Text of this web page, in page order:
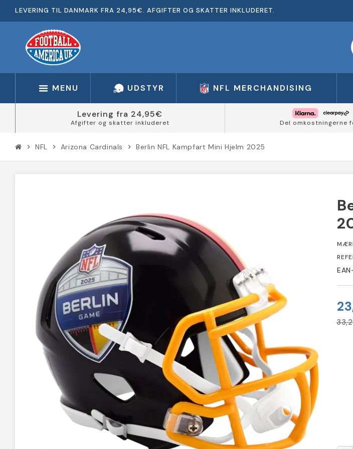
LEVERING TIL DANMARK FRA 24,95€. AFGIFTER OG SKATTER INKLUDERET.
MENU UDSTYR NFL MERCHANDISING
Levering fra 24,95€
Afgifter og skatter inkluderet Del omkostningerne
chevron_right NFL chevron_right Arizona Cardinals chevron_right Berlin NFL Kampfart Mini Hjelm 2025